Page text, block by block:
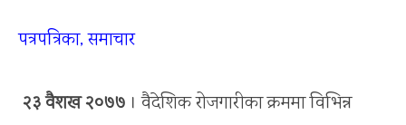
पत्रपत्रिका, समाचार
२३ वैशख २०७७ । वैदेशिक रोजगारीका क्रममा विभिन्न